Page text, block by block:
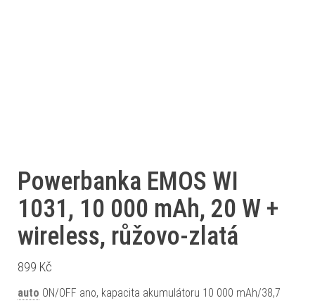
Powerbanka EMOS WI
1031, 10 000 mAh, 20 W +
wireless, růžovo-zlatá
899 Kč
auto ON/OFF ano, kapacita akumulátoru 10 000 mAh/38,7